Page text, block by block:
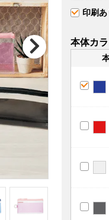
印刷あ
本体カ